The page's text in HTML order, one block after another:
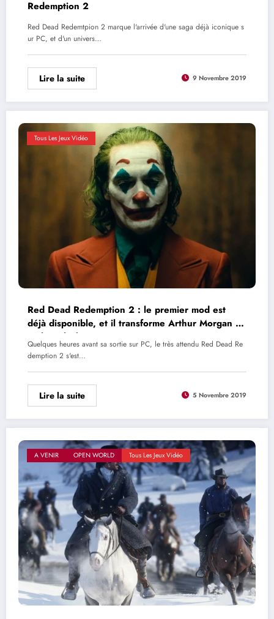
Redemption 2
Red Dead Redemtpion 2 marque l'arrivée d'une saga déjà iconique s
ur PC, et d'un univers…
Lire la suite 9 Novembre 2019
Tous Les Jeux Vidéo
Red Dead Redemption 2 : le premier mod est
déjà disponible, et il transforme Arthur Morgan en
Arthur Fleck
Quelques heures avant sa sortie sur PC, le très attendu Red Dead Re
demption 2 s'est…
Lire la suite 5 Novembre 2019
A VENIR OPEN WORLD Tous Les Jeux Vidéo